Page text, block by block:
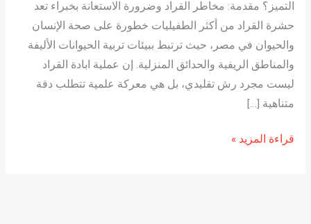
التميز؟ مقدمة: مخاطر القراد وضرورة الاستعانة بخبراء تعد
حشرة القراد من أكثر الطفيليات خطورة على صحة الإنسان
والحيوان في مصر، حيث ترتبط ببيئات تربية الحيوانات الأليفة
والمناطق الريفية والحدائق المنزلية. إن عملية ابادة القراد
ليست مجرد رش تقليدي، بل هي معركة علمية تتطلب دقة
متناهية […]
قراءة المزيد »